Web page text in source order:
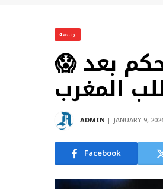
رياضة
😱 دراما في كأس إفريقيا، تبديل الحكم بعد
المغرب
ADMIN JANUARY 9,
Facebook